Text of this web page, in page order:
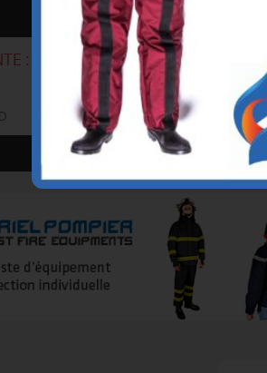
: CIS SAINT CLAUD